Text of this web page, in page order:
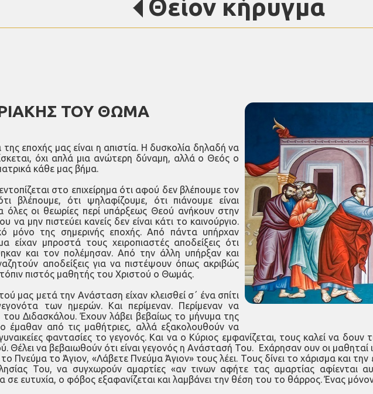
Θείον κήρυγμα
ΤΟΥ ΘΩΜΑ
εποχής μας είναι η απιστία. Η δυσκολία δηλαδή να
όχι απλά μια ανώτερη δύναμη, αλλά ο Θεός ο
κάθε μας βήμα.
στο επιχείρημα ότι αφού δεν βλέπουμε τον
βλέπουμε, ότι ψηλαφίζουμε, ότι πιάνουμε είναι
όλες οι θεωρίες περί υπάρξεως Θεού ανήκουν στην
μην πιστεύει κανείς δεν είναι κάτι το καινούργιο.
μόνο της σημερινής εποχής. Από πάντα υπήρχαν
είχαν μπροστά τους χειροπιαστές αποδείξεις ότι
και τον πολέμησαν. Από την άλλη υπήρξαν και
αποδείξεις για να πιστέψουν όπως ακριβώς
πιστός μαθητής του Χριστού ο Θωμάς.
μας μετά την Ανάσταση είχαν κλεισθεί σ΄ ένα σπίτι
των ημερών. Και περίμεναν. Περίμεναν να
του Διδασκάλου. Έχουν λάβει βεβαίως το μήνυμα της
έμαθαν από τις μαθήτριες, αλλά εξακολουθούν να
φαντασίες το γεγονός. Και να ο Κύριος εμφανίζεται, τους καλεί να δουν
να βεβαιωθούν ότι είναι γεγονός η Ανάστασή Του. Εχάρησαν ουν οι μαθηταί
Πνεύμα το Άγιον, «Λάβετε Πνεύμα Άγιον» τους λέει. Τους δίνει το χάρισμα και
Του, να συγχωρούν αμαρτίες «αν τινων αφήτε τας αμαρτίας αφίενται
σε ευτυχία, ο φόβος εξαφανίζεται και λαμβάνει την θέση του το θάρρος. Ένας